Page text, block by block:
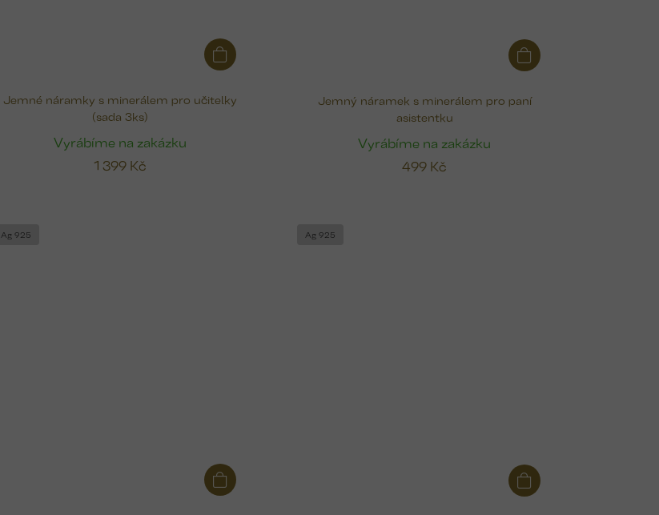
Jemné náramky s minerálem pro učitelky
(sada 3ks)
Vyrábíme na zakázku
1 399 Kč
Jemný náramek s minerálem pro paní
asistentku
Vyrábíme na zakázku
499 Kč
Ag 925 Ag 925